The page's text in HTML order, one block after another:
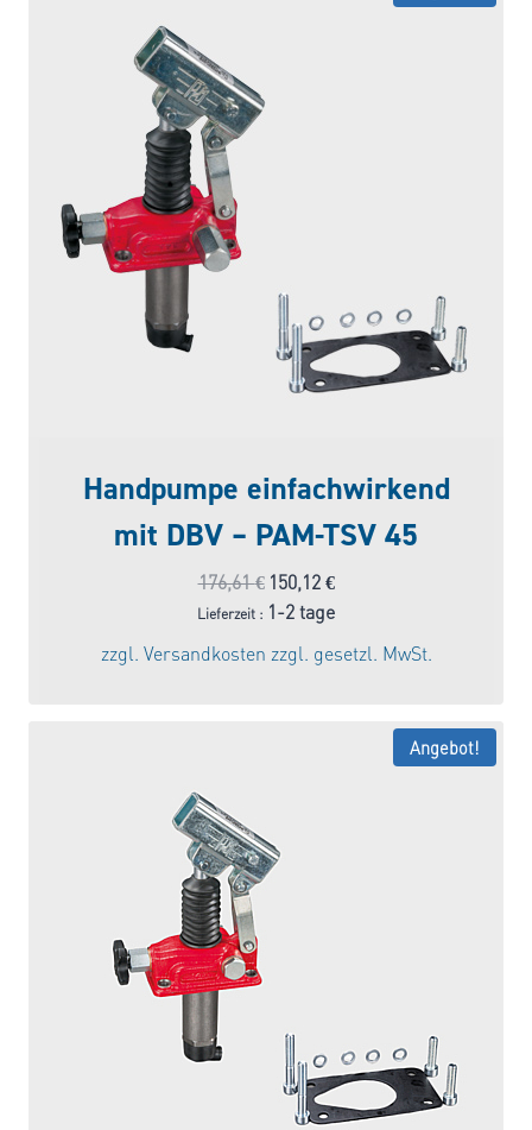
Handpumpe einfachwirkend
mit DBV – PAM-TSV 45
176,61€ Ursprünglicher
Preis
war:
176,61 €
150,12 €Aktueller
Preis
Lieferzeit : 1-2 tage
zzgl. Versandkosten zzgl. gesetzl. MwSt.
Angebot!